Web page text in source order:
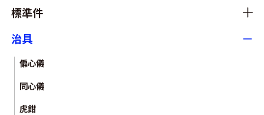
標準件
治具
偏心儀
同心儀
虎鉗